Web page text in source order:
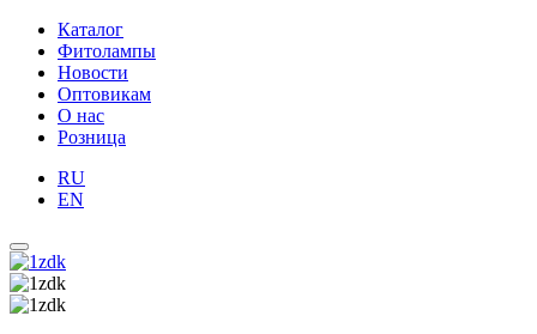
Каталог
Фитолампы
Новости
Оптовикам
О нас
Розница
RU
EN